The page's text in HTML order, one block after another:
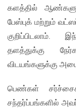
களத்தில்
பேஸ்புக் மற்றும்
குறிப்பிடலாம்.
தளத்துக்கு
விடயங்களுக்கு
பெண்கள்
சந்தர்ப்பங்களில்